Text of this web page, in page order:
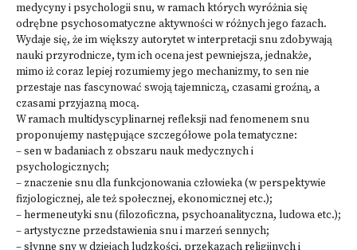
medycyny i psychologii snu, w ramach których wyróżnia się
odrębne psychosomatyczne aktywności w różnych jego fazach.
Wydaje się, że im większy autorytet w interpretacji snu zdobywają
nauki przyrodnicze, tym ich ocena jest pewniejsza, jednakże,
mimo iż coraz lepiej rozumiemy jego mechanizmy, to sen nie
przestaje nas fascynować swoją tajemniczą, czasami groźną, a
czasami przyjazną mocą.
W ramach multidyscyplinarnej refleksji nad fenomenem snu
proponujemy następujące szczegółowe pola tematyczne:
– sen w badaniach z obszaru nauk medycznych i
psychologicznych;
– znaczenie snu dla funkcjonowania człowieka (w perspektywie
fizjologicznej, ale też społecznej, ekonomicznej etc.);
– hermeneutyki snu (filozoficzna, psychoanalityczna, ludowa etc.);
– artystyczne przedstawienia snu i marzeń sennych;
– słynne sny w dziejach ludzkości, przekazach religijnych i